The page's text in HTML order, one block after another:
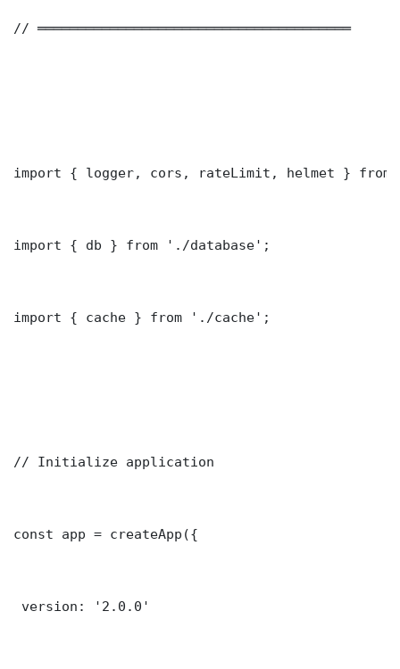
// ═══════════════════════════════════════
import { logger, cors, rateLimit, helmet } from
import { db } from './database';
import { cache } from './cache';
// Initialize application
const app = createApp({
version: '2.0.0'